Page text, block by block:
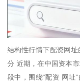
结构性行情下配资网
分 近期，在中国资本
段中，围绕“配资 网址